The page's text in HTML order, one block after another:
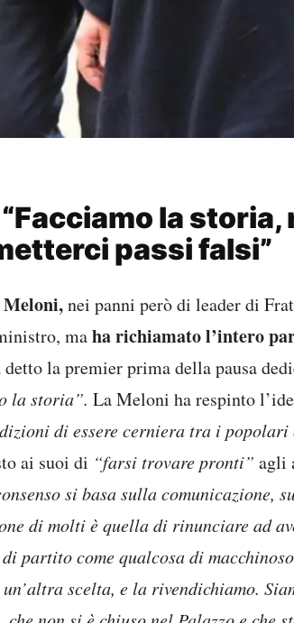
la storia,
passi falsi”
Meloni,nei panni però di leader di
maha richiamato l’intero
detto la premier prima della pausa
la storia”. La Meloni ha respinto
di essere cerniera tra i
ai suoi di “farsi trovare pronti” agli
si basa sulla comunicazione,
di molti è quella di rinunciare ad
partito come qualcosa di
scelta, e la rivendichiamo.